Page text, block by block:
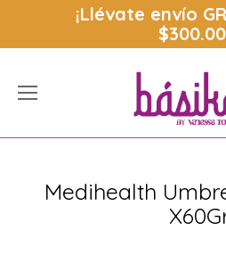
¡Llévate envío
Medihealth